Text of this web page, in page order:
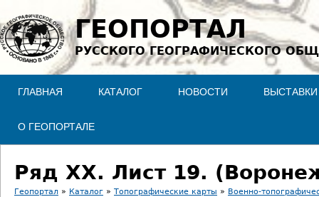
Jump to navigation
ГЕОПОРТАЛ
РУССКОГО ГЕОГРАФИЧЕСКОГО
ГЛАВНАЯ КАТАЛОГ НОВОСТИ ВЫСТАВКИ
О ГЕОПОРТАЛЕ
Геопортал » Каталог » Топографические карты » Военно-